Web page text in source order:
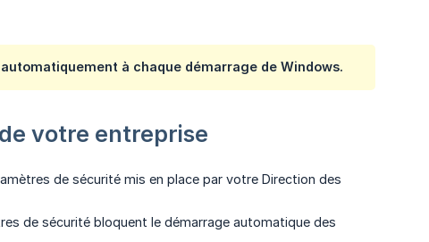
à chaque démarrage de Windows.
votre entreprise
de sécurité mis en place par votre Direction des
de sécurité bloquent le démarrage automatique des